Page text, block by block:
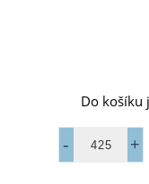
Do košíku